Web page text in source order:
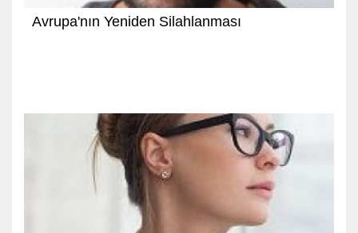
Avrupa'nın Yeniden Silahlanması